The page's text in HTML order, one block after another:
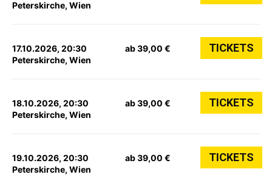
Peterskirche, Wien
17.10.2026, 20:30
Peterskirche, Wien
ab 39,00 € TICKETS
18.10.2026, 20:30
Peterskirche, Wien
ab 39,00 € TICKETS
19.10.2026, 20:30
Peterskirche, Wien
ab 39,00 € TICKETS